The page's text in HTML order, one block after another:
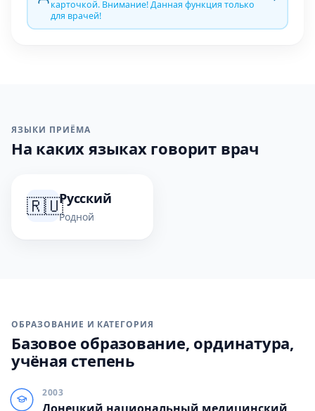
карточкой. Внимание! Данная функция только
для врачей!
ЯЗЫКИ ПРИЁМА
На каких языках говорит врач
🇷🇺Русский
Родной
ОБРАЗОВАНИЕ И КАТЕГОРИЯ
Базовое образование, ординатура,
учёная степень
2003